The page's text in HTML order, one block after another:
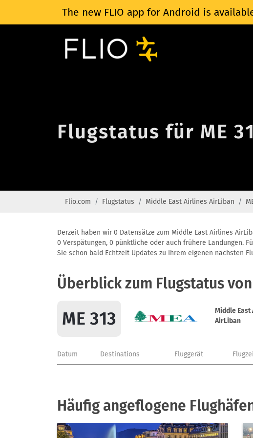
The new FLIO app for Android is
Flugstatus für ME
Flio.com Flugstatus Middle East Airlines AirLiban
Derzeit haben wir 0 Datensätze zum Middle East Airlines
0 Verspätungen, 0 pünktliche oder auch frühere Landungen.
Sie schon bald Echtzeit Updates zu Ihrem eigenen nächsten
Überblick zum Flugstatus von
ME 313
Middle
AirLiban
Datum Destinations Fluggerät
Häufig angeflogene